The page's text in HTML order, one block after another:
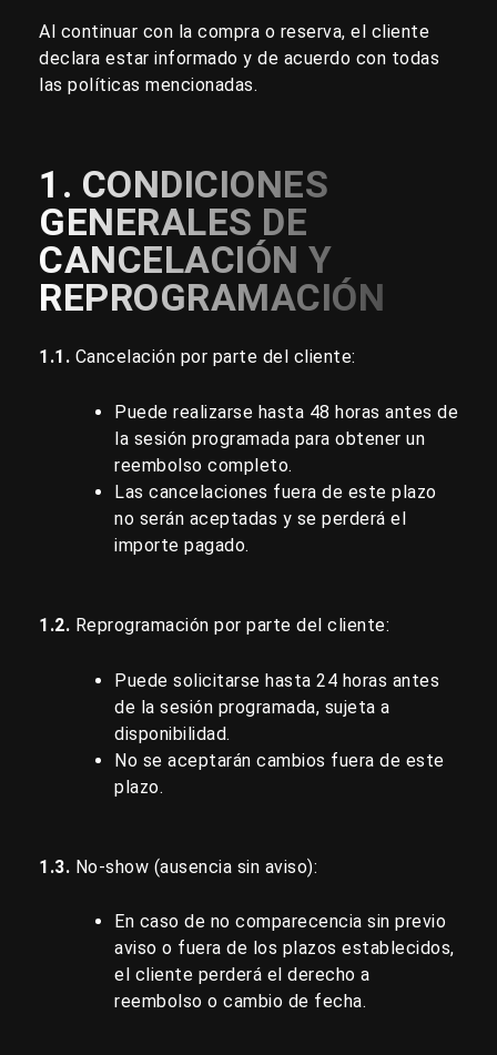
Al continuar con la compra o reserva, el cliente
declara estar informado y de acuerdo con todas
las políticas mencionadas.
1. CONDICIONES
GENERALES DE
CANCELACIÓN Y
REPROGRAMACIÓN
1.1. Cancelación por parte del cliente:
Puede realizarse hasta 48 horas antes de
la sesión programada para obtener un
reembolso completo.
Las cancelaciones fuera de este plazo
no serán aceptadas y se perderá el
importe pagado.
1.2. Reprogramación por parte del cliente:
Puede solicitarse hasta 24 horas antes
de la sesión programada, sujeta a
disponibilidad.
No se aceptarán cambios fuera de este
plazo.
1.3. No-show (ausencia sin aviso):
En caso de no comparecencia sin previo
aviso o fuera de los plazos establecidos,
el cliente perderá el derecho a
reembolso o cambio de fecha.